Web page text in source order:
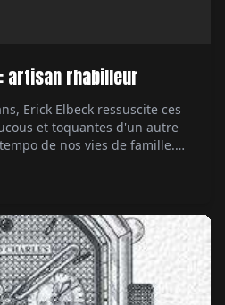
artisan rhabilleur
Erick Elbeck ressuscite ces
et toquantes d'un autre
de nos vies de famille.